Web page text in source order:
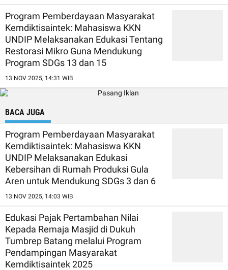
Program Pemberdayaan Masyarakat
Kemdiktisaintek: Mahasiswa KKN
UNDIP Melaksanakan Edukasi Tentang
Restorasi Mikro Guna Mendukung
Program SDGs 13 dan 15
13 NOV 2025, 14:31 WIB
BACA JUGA
Program Pemberdayaan Masyarakat
Kemdiktisaintek: Mahasiswa KKN
UNDIP Melaksanakan Edukasi
Kebersihan di Rumah Produksi Gula
Aren untuk Mendukung SDGs 3 dan 6
13 NOV 2025, 14:03 WIB
Edukasi Pajak Pertambahan Nilai
Kepada Remaja Masjid di Dukuh
Tumbrep Batang melalui Program
Pendampingan Masyarakat
Kemdiktisaintek 2025